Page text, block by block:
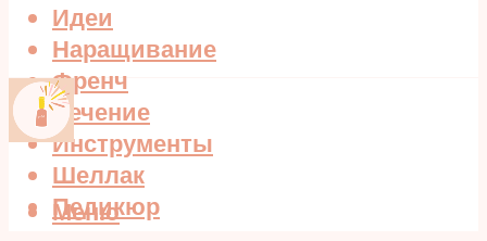
Идеи
Наращивание
Френч
Лечение
Инструменты
Шеллак
Педикюр
Меню